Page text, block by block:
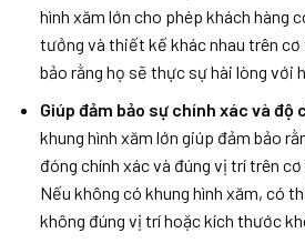
hình xăm lớn cho phép khách hàng
tưởng và thiết kế khác nhau trên
bảo rằng họ sẽ thực sự hài lòng với
Giúp đảm bảo sự chính xác và độ
khung hình xăm lớn giúp đảm bảo
đóng chính xác và đúng vị trí trên
Nếu không có khung hình xăm, có
không đúng vị trí hoặc kích thước